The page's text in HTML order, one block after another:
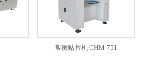
常衡贴片机 CHM-751